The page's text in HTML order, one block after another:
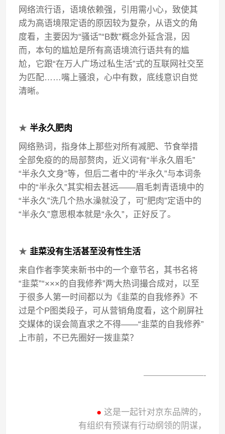
网络流行语，语境依赖强，引用需小心，致使其
成为高语境限定语的原因较为复杂，从语文的角
度看，主要因为“骚话”“B数”概念外延含混，因
而，本句的尴尬是所有高语境流行语共有的尴
尬，它跟“在万人广场过私生活”式的互联网社交至
为匹配……嘴上骚浪，心中有数，底线意识自觉
清晰。
★半永久肥肉
网络熟词，指身体上那些对所有减肥、节食举措
全部免疫的的局部赘肉，近义词有“半永久眉毛”
“半永久文身”等，但后二者中的“半永久”与本词条
中的“半永久”其实相去甚远——眉毛刺青语境中的
“半永久”洗几个热水澡就没了，可“肥肉”定语中的
“半永久”意思根本就是“永久”，正好反了。
★ 韭菜没有生活甚至没有性生活
来自作者李笑来新书中的一个章节名，其书名将
“韭菜”“×××的自我修养”两大热词撮合成对，以至
于很多人第一时间都以为《韭菜的自我修养》不
过是个P图类段子，可从营销角度看，这个刷屏社
交媒体的误会简直求之不得——“韭菜的自我修养”
上市前，不已先圈好一拨韭菜？
———————-
● 这是一起针对京东品牌的，
有组织有预谋有行动纲领的阴谋，